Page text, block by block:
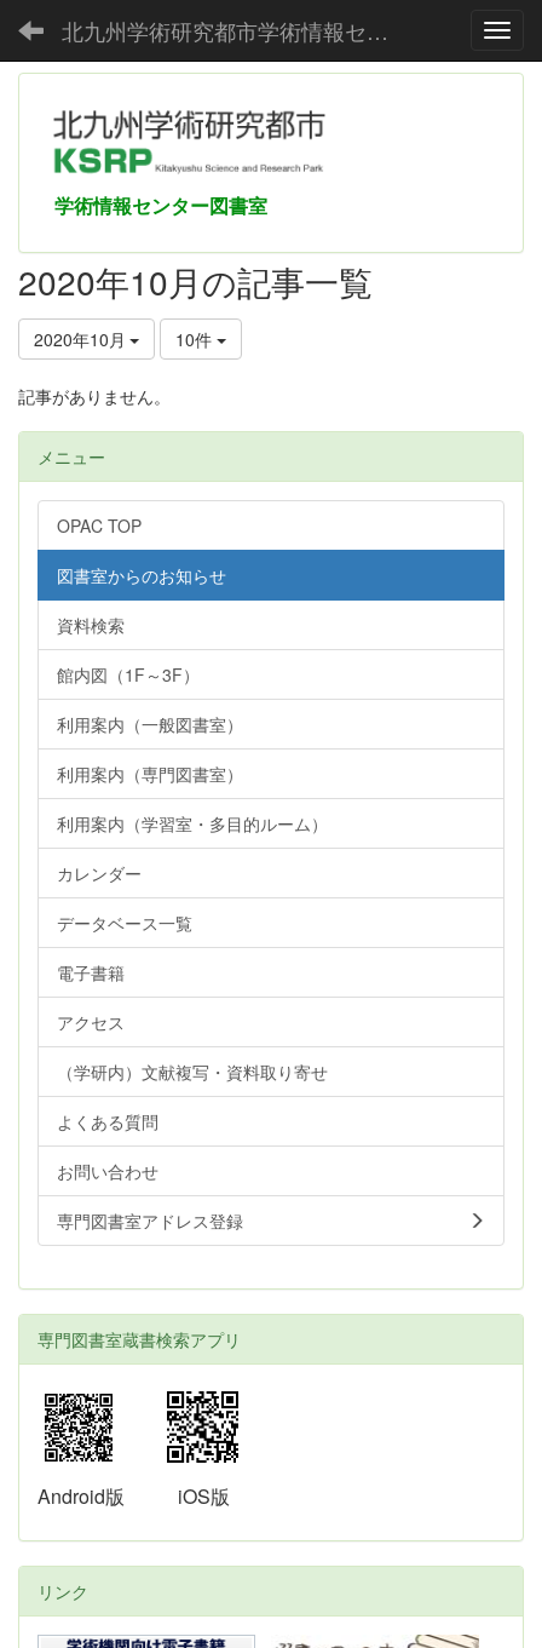
北九州学術研究都市学術情報センター
学術情報センター図書室
2020年10月の記事一覧
2020年10月 10件
記事がありません。
メニュー
OPAC TOP
図書室からのお知らせ
資料検索
館内図（1F～3F）
利用案内（一般図書室）
利用案内（専門図書室）
利用案内（学習室・多目的ルーム）
カレンダー
データベース一覧
電子書籍
アクセス
（学研内）文献複写・資料取り寄せ
よくある質問
お問い合わせ
専門図書室アドレス登録
専門図書室蔵書検索アプリ
Android版 iOS版
リンク